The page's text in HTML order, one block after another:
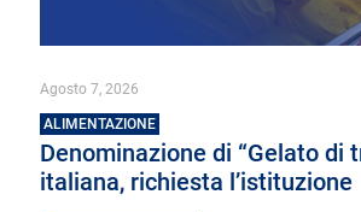
Agosto 7, 2026
ALIMENTAZIONE
Denominazione di “Gelato di
italiana, richiesta l’istituzione